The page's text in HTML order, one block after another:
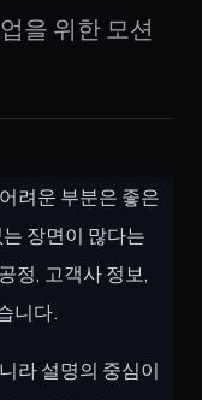
을 위한 모션
려운 부분은 좋은
장면이 많다는
정, 고객사 정보,
니다.
라 설명의 중심이